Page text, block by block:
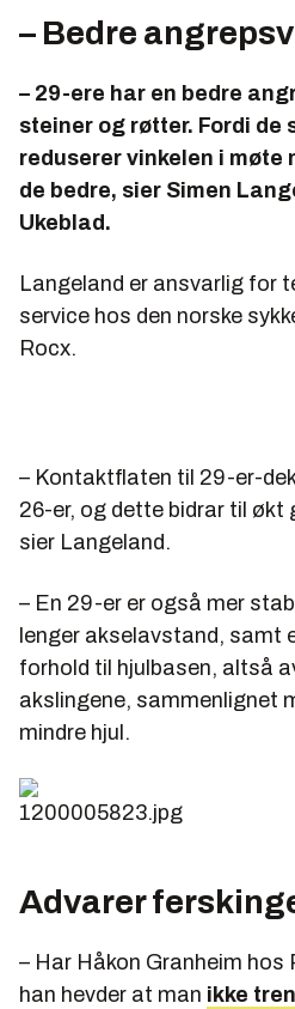
– Bedre
– 29-ere har en bedre
steiner og røtter. Fordi de
reduserer vinkelen i møte
de bedre, sier Simen
Ukeblad.
Langeland er ansvarlig for
service hos den norske
Rocx.
– Kontaktflaten til 29-er-
26-er, og dette bidrar til økt
sier Langeland.
– En 29-er er også mer
lenger akselavstand, samt
forhold til hjulbasen, altså
akslingene, sammenlignet
mindre hjul.
Advarer
– Har Håkon Granheim hos
han hevder at man ikke